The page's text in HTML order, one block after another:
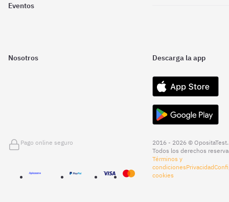
Eventos
Nosotros Descarga la app
Pago online seguro
2016 - 2026 © OpositaTest.
Todos los derechos
Términos y
condicionesPrivacidad
cookies